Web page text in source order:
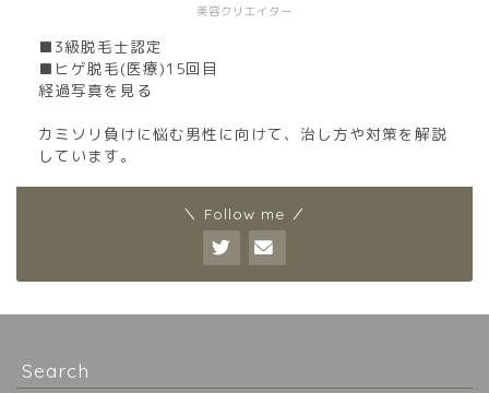
美容クリエイター
■3級脱毛士認定
■ヒゲ脱毛(医療)15回目
経過写真を見る
カミソリ負けに悩む男性に向けて、治し方や対策を解説
しています。
＼ Follow me ／
Search